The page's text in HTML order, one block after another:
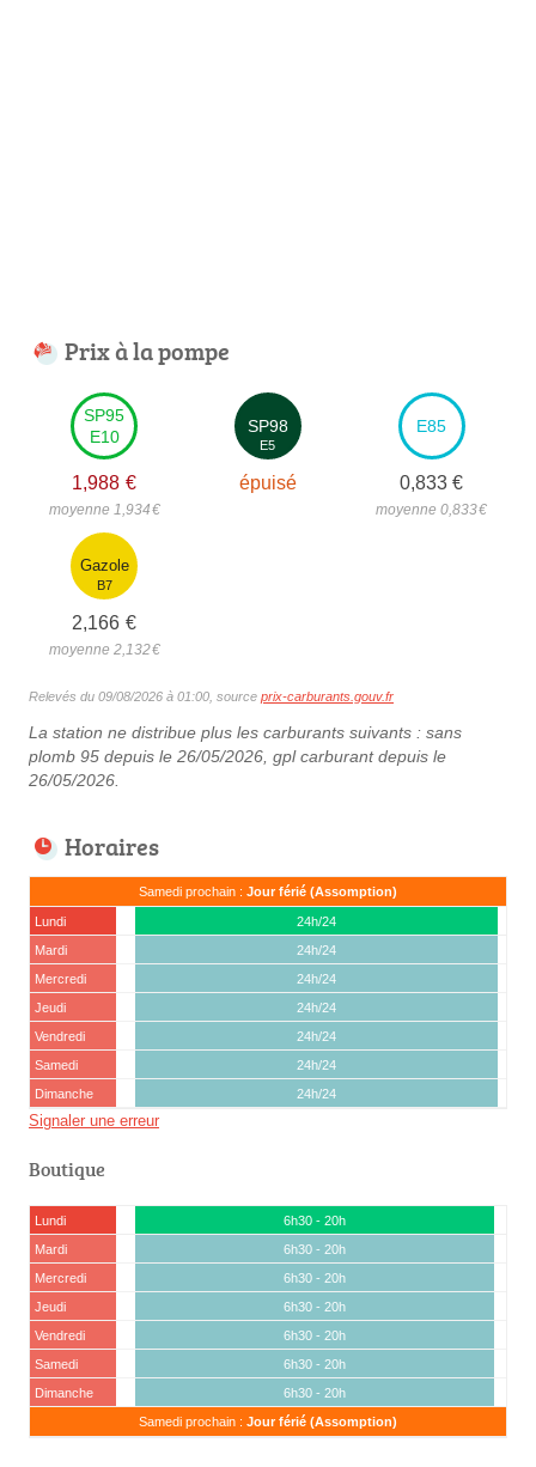
Prix à la pompe
SP95
E10
1,988 €
moyenne 1,934€
SP98
E5
épuisé
E85
0,833 €
moyenne 0,833€
Gazole
B7
2,166 €
moyenne 2,132€
Relevés du 09/08/2026 à 01:00, source prix-carburants.gouv.fr
La station ne distribue plus les carburants suivants : sans
plomb 95 depuis le 26/05/2026, gpl carburant depuis le
26/05/2026.
Horaires
Samedi prochain : Jour férié (Assomption)
Lundi
24h/24
Mardi
24h/24
Mercredi
24h/24
Jeudi
24h/24
Vendredi
24h/24
Samedi
24h/24
Dimanche
24h/24
Signaler une erreur
Boutique
Lundi
6h30 - 20h
Mardi
6h30 - 20h
Mercredi
6h30 - 20h
Jeudi
6h30 - 20h
Vendredi
6h30 - 20h
Samedi
6h30 - 20h
Dimanche
6h30 - 20h
Samedi prochain : Jour férié (Assomption)